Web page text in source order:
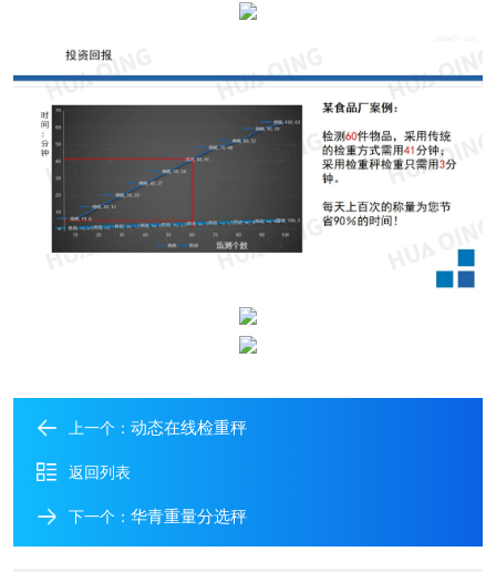
上一个： 动态在线检重秤
返回列表
下一个： 华青重量分选秤